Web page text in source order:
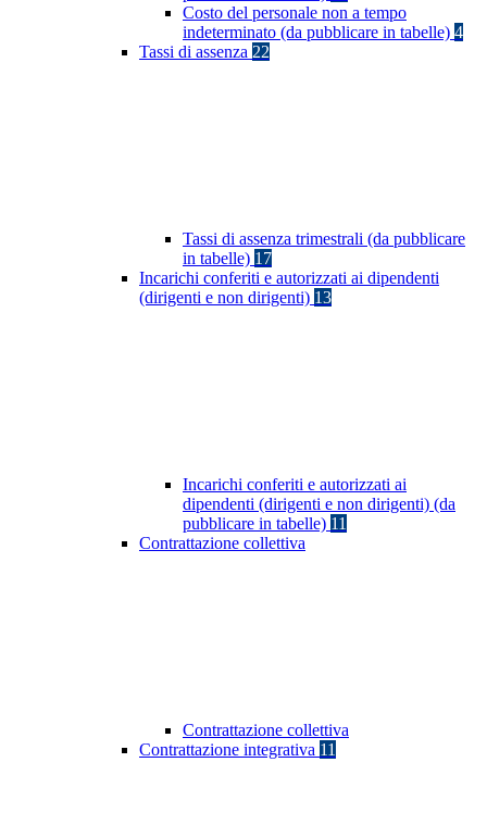
Costo del personale non a tempo
indeterminato (da pubblicare in tabelle) 4
Tassi di assenza 22
Tassi di assenza trimestrali (da pubblicare
in tabelle) 17
Incarichi conferiti e autorizzati ai dipendenti
(dirigenti e non dirigenti) 13
Incarichi conferiti e autorizzati ai
dipendenti (dirigenti e non dirigenti) (da
pubblicare in tabelle) 11
Contrattazione collettiva
Contrattazione collettiva
Contrattazione integrativa 11